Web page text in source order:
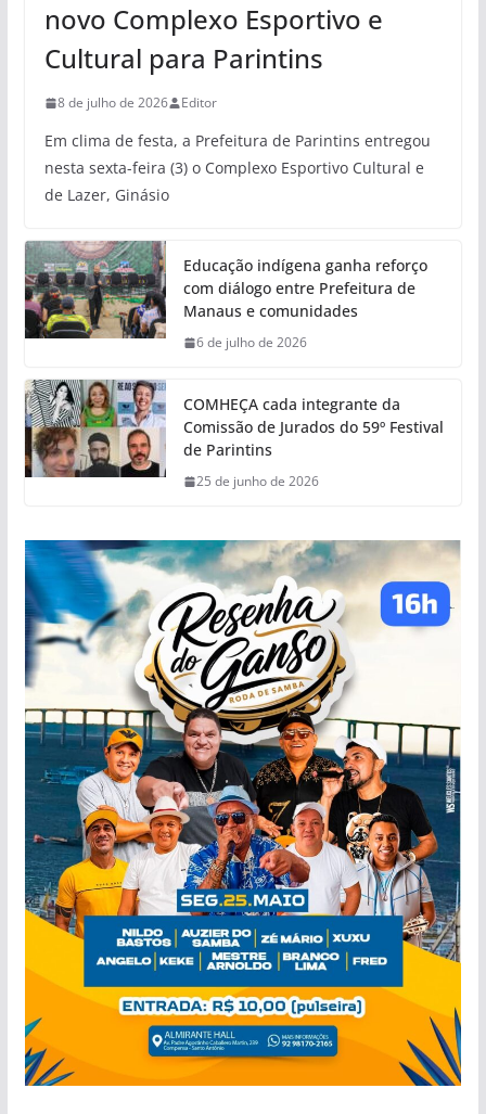
novo Complexo Esportivo e
Cultural para Parintins
8 de julho de 2026 Editor
Em clima de festa, a Prefeitura de Parintins entregou
nesta sexta-feira (3) o Complexo Esportivo Cultural e
de Lazer, Ginásio
Educação indígena ganha reforço
com diálogo entre Prefeitura de
Manaus e comunidades
6 de julho de 2026
COMHEÇA cada integrante da
Comissão de Jurados do 59º Festival
de Parintins
25 de junho de 2026